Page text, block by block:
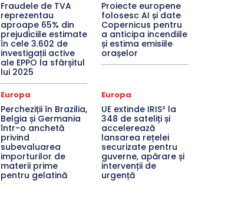
Fraudele de TVA
reprezentau
aproape 65% din
prejudiciile estimate
în cele 3.602 de
investigații active
ale EPPO la sfârșitul
lui 2025
Proiecte europene
folosesc AI și date
Copernicus pentru
a anticipa incendiile
și estima emisiile
orașelor
Europa
Percheziții în Brazilia,
Belgia și Germania
într-o anchetă
privind
subevaluarea
importurilor de
materii prime
pentru gelatină
Europa
UE extinde IRIS² la
348 de sateliți și
accelerează
lansarea rețelei
securizate pentru
guverne, apărare și
intervenții de
urgență